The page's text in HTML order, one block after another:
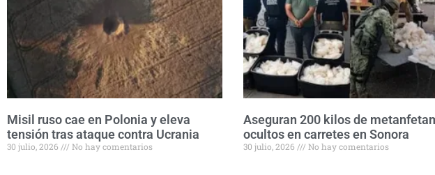
Misil ruso cae en Polonia y eleva
tensión tras ataque contra Ucrania
30 julio, 2026 No hay comentarios
Aseguran 200 kilos de
ocultos en carretes en Sonora
30 julio, 2026 No hay comentarios